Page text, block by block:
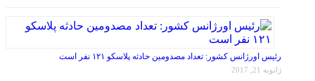
رئیس اورژانس کشور: تعداد مصدومین حادثه پلاسکو ۱۲۱ نفر است
ژانویه 21, 2017